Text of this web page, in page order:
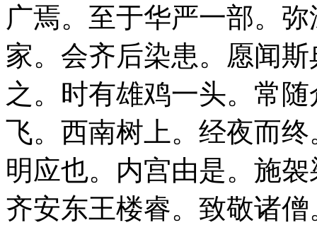
广焉。至于华严一部。
家。会齐后染患。愿闻
之。时有雄鸡一头。常
飞。西南树上。经夜而
明应也。内宫由是。施
齐安东王楼睿。致敬诸